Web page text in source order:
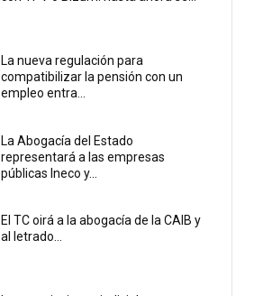
La nueva regulación para
compatibilizar la pensión con un
empleo entra...
La Abogacía del Estado
representará a las empresas
públicas Ineco y...
El TC oirá a la abogacía de la CAIB y
al letrado...